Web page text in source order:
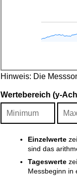
Hinweis: Die
Wertebereich (y-
Einzelwerte
sind das
Tageswerte
Messbeginn in